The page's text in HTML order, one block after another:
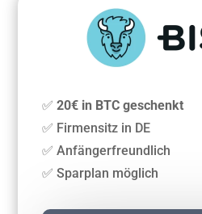
✅20€ in BTC geschenkt
✅ Firmensitz in DE
✅ Anfängerfreundlich
✅ Sparplan möglich